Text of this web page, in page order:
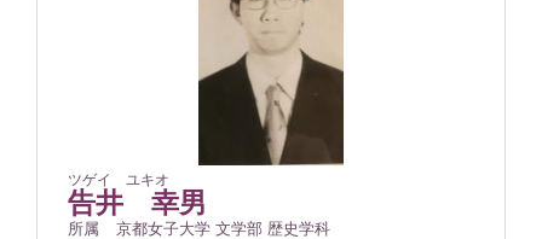
ツゲイ ユキオ
告井 幸男
所属
京都女子大学 文学部 歴史学科